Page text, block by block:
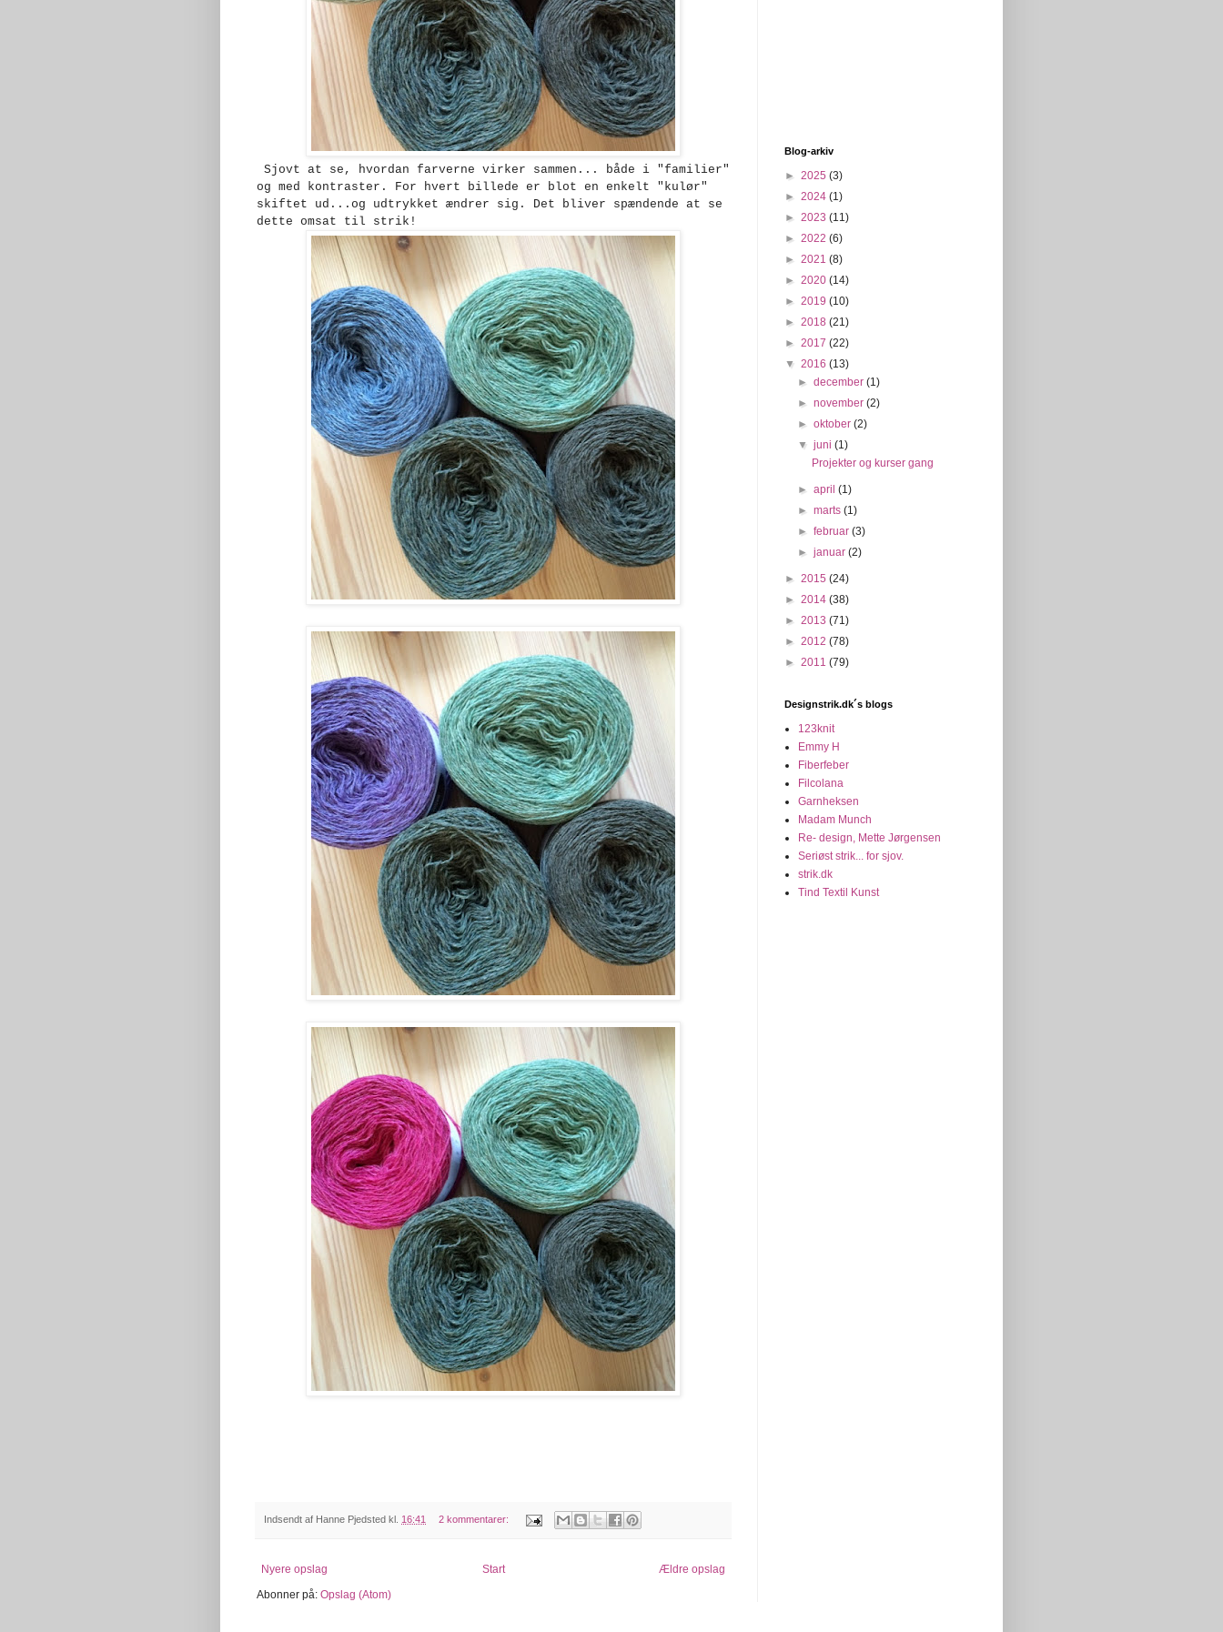
Sjovt at se, hvordan farverne virker sammen... både i "familier"
og med kontraster. For hvert billede er blot en enkelt "kulør"
skiftet ud...og udtrykket ændrer sig. Det bliver spændende at se
dette omsat til strik!
Indsendt af Hanne Pjedsted kl. 16:41 2 kommentarer:
Nyere opslag Ældre opslag
Start
Abonner på: Opslag (Atom)
Blog-arkiv
► 2025 (3)
► 2024 (1)
► 2023 (11)
► 2022 (6)
► 2021 (8)
► 2020 (14)
► 2019 (10)
► 2018 (21)
► 2017 (22)
▼ 2016 (13)
►december(1)
►november(2)
►oktober(2)
▼juni(1)
Projekter og kurser gang
►april(1)
►marts(1)
►februar(3)
►januar(2)
► 2015 (24)
► 2014 (38)
► 2013 (71)
► 2012 (78)
► 2011 (79)
Designstrik.dk´s blogs
123knit
Emmy H
Fiberfeber
Filcolana
Garnheksen
Madam Munch
Re- design, Mette Jørgensen
Seriøst strik... for sjov.
strik.dk
Tind Textil Kunst